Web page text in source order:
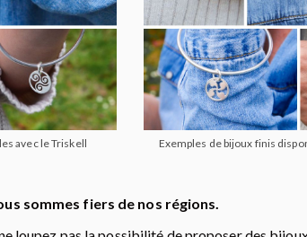
avec le Triskell Exemples de bijoux finis
sommes fiers de nos régions.